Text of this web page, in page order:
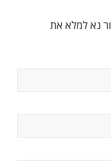
נא למלא את